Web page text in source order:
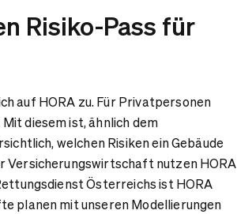
Risiko-Pass für
auf HORA zu. Für Privatpersonen
diesem ist, ähnlich dem
welchen Risiken ein Gebäude
Versicherungswirtschaft nutzen HORA
Österreichs ist HORA
planen mit unseren Modellierungen